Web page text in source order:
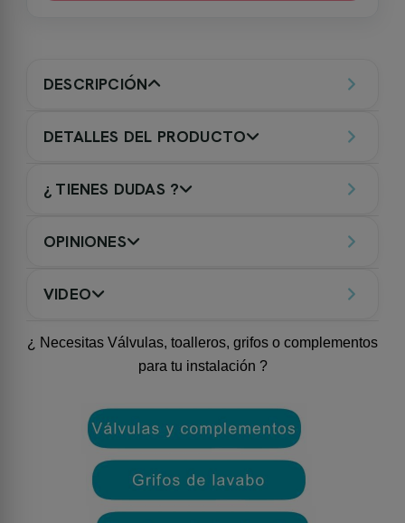
DESCRIPCIÓN
DETALLES DEL PRODUCTO
¿ TIENES DUDAS ?
OPINIONES
VIDEO
¿ Necesitas Válvulas, toalleros, grifos o complementos
para tu instalación ?